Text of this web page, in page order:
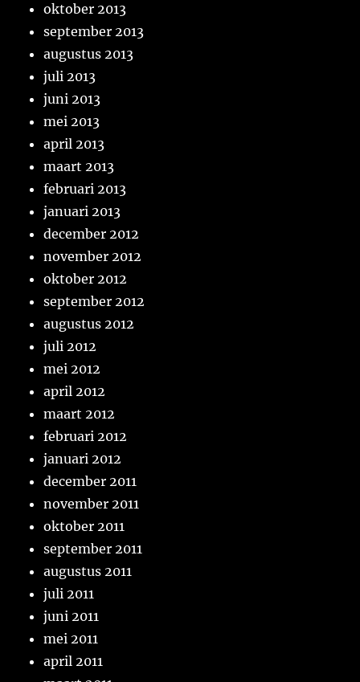
oktober 2013
september 2013
augustus 2013
juli 2013
juni 2013
mei 2013
april 2013
maart 2013
februari 2013
januari 2013
december 2012
november 2012
oktober 2012
september 2012
augustus 2012
juli 2012
mei 2012
april 2012
maart 2012
februari 2012
januari 2012
december 2011
november 2011
oktober 2011
september 2011
augustus 2011
juli 2011
juni 2011
mei 2011
april 2011